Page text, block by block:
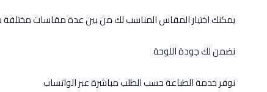
يمكنك اختيار المقاس المناسب لك من بين عدة مقاسات
نضمن لك جودة اللوحة
نوفر خدمة الطباعة حسب الطلب مباشرة عبر الواتساب